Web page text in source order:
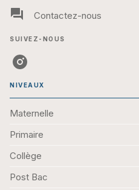
question_answer Contactez-nous
SUIVEZ-NOUS
NIVEAUX
Maternelle
Primaire
Collège
Post Bac